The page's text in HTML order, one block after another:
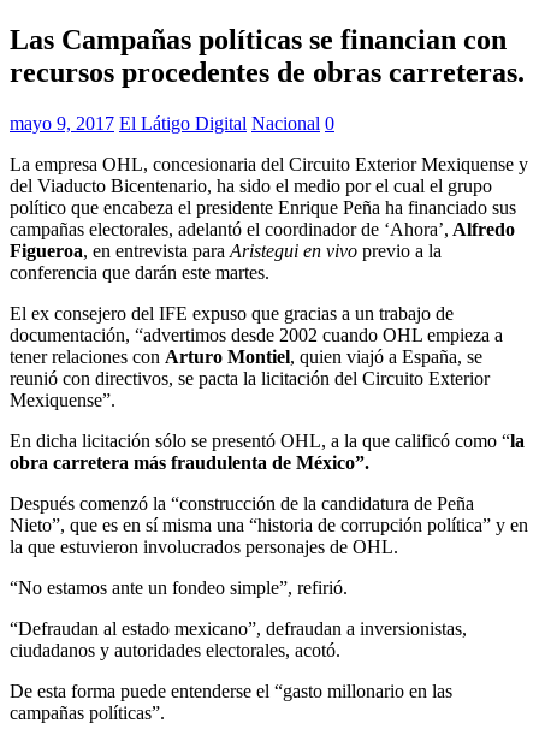
Las Campañas políticas se financian con
recursos procedentes de obras carreteras.
mayo 9, 2017 El Látigo Digital Nacional 0
La empresa OHL, concesionaria del Circuito Exterior Mexiquense y
del Viaducto Bicentenario, ha sido el medio por el cual el grupo
político que encabeza el presidente Enrique Peña ha financiado sus
campañas electorales, adelantó el coordinador de ‘Ahora’, Alfredo
Figueroa, en entrevista para Aristegui en vivo previo a la
conferencia que darán este martes.
El ex consejero del IFE expuso que gracias a un trabajo de
documentación, “advertimos desde 2002 cuando OHL empieza a
tener relaciones con Arturo Montiel, quien viajó a España, se
reunió con directivos, se pacta la licitación del Circuito Exterior
Mexiquense”.
En dicha licitación sólo se presentó OHL, a la que calificó como “la
obra carretera más fraudulenta de México”.
Después comenzó la “construcción de la candidatura de Peña
Nieto”, que es en sí misma una “historia de corrupción política” y en
la que estuvieron involucrados personajes de OHL.
“No estamos ante un fondeo simple”, refirió.
“Defraudan al estado mexicano”, defraudan a inversionistas,
ciudadanos y autoridades electorales, acotó.
De esta forma puede entenderse el “gasto millonario en las
campañas políticas”.